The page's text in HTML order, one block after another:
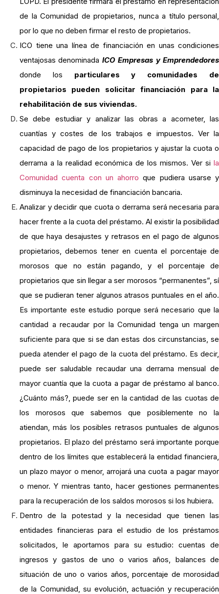
de la Comunidad de propietarios, nunca a título personal,
por lo que no deben firmar el resto de propietarios.
ICO tiene una línea de financiación en unas condiciones
ventajosas denominada ICO Empresas y Emprendedores
donde los particulares y comunidades de
propietarios pueden solicitar financiación para la
rehabilitación de sus viviendas.
Se debe estudiar y analizar las obras a acometer, las
cuantías y costes de los trabajos e impuestos. Ver la
capacidad de pago de los propietarios y ajustar la cuota o
derrama a la realidad económica de los mismos. Ver si la
Comunidad cuenta con un ahorro que pudiera usarse y
disminuya la necesidad de financiación bancaria.
Analizar y decidir que cuota o derrama será necesaria para
hacer frente a la cuota del préstamo. Al existir la posibilidad
de que haya desajustes y retrasos en el pago de algunos
propietarios, debemos tener en cuenta el porcentaje de
morosos que no están pagando, y el porcentaje de
propietarios que sin llegar a ser morosos “permanentes”, sí
que se pudieran tener algunos atrasos puntuales en el año.
Es importante este estudio porque será necesario que la
cantidad a recaudar por la Comunidad tenga un margen
suficiente para que si se dan estas dos circunstancias, se
pueda atender el pago de la cuota del préstamo. Es decir,
puede ser saludable recaudar una derrama mensual de
mayor cuantía que la cuota a pagar de préstamo al banco.
¿Cuánto más?, puede ser en la cantidad de las cuotas de
los morosos que sabemos que posiblemente no la
atiendan, más los posibles retrasos puntuales de algunos
propietarios. El plazo del préstamo será importante porque
dentro de los límites que establecerá la entidad financiera,
un plazo mayor o menor, arrojará una cuota a pagar mayor
o menor. Y mientras tanto, hacer gestiones permanentes
para la recuperación de los saldos morosos si los hubiera.
Dentro de la potestad y la necesidad que tienen las
entidades financieras para el estudio de los préstamos
solicitados, le aportamos para su estudio: cuentas de
ingresos y gastos de uno o varios años, balances de
situación de uno o varios años, porcentaje de morosidad
de la Comunidad, su evolución, actuación y recuperación